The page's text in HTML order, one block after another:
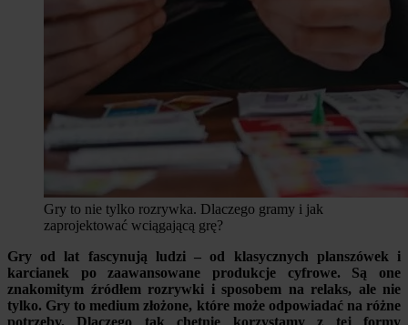
Gry to nie tylko rozrywka. Dlaczego gramy i jak
zaprojektować wciągającą grę?
Gry od lat fascynują ludzi – od klasycznych planszówek i
karcianek po zaawansowane produkcje cyfrowe. Są one
znakomitym źródłem rozrywki i sposobem na relaks, ale nie
tylko. Gry to medium złożone, które może odpowiadać na różne
potrzeby. Dlaczego tak chętnie korzystamy z tej formy